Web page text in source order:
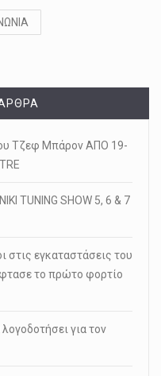
Τζεφ Μπάρον ΑΠΟ 19-
TUNING SHOW 5, 6 & 7
στις εγκαταστάσεις του
το πρώτο φορτίο
για τον